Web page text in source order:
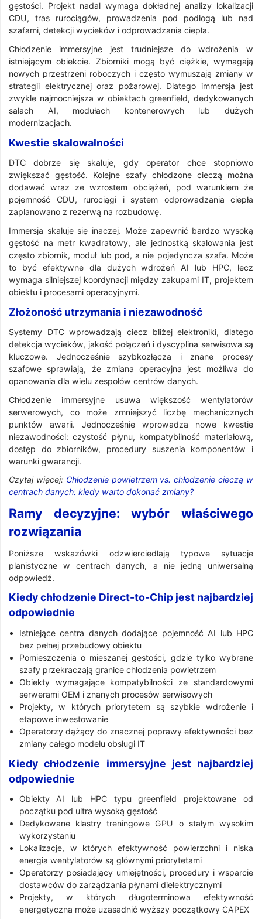
gęstości. Projekt nadal wymaga dokładnej analizy lokalizacji
CDU, tras rurociągów, prowadzenia pod podłogą lub nad
szafami, detekcji wycieków i odprowadzania ciepła.
Chłodzenie immersyjne jest trudniejsze do wdrożenia w
istniejącym obiekcie. Zbiorniki mogą być ciężkie, wymagają
nowych przestrzeni roboczych i często wymuszają zmiany w
strategii elektrycznej oraz pożarowej. Dlatego immersja jest
zwykle najmocniejsza w obiektach greenfield, dedykowanych
salach AI, modułach kontenerowych lub dużych
modernizacjach.
Kwestie skalowalności
DTC dobrze się skaluje, gdy operator chce stopniowo
zwiększać gęstość. Kolejne szafy chłodzone cieczą można
dodawać wraz ze wzrostem obciążeń, pod warunkiem że
pojemność CDU, rurociągi i system odprowadzania ciepła
zaplanowano z rezerwą na rozbudowę.
Immersja skaluje się inaczej. Może zapewnić bardzo wysoką
gęstość na metr kwadratowy, ale jednostką skalowania jest
często zbiornik, moduł lub pod, a nie pojedyncza szafa. Może
to być efektywne dla dużych wdrożeń AI lub HPC, lecz
wymaga silniejszej koordynacji między zakupami IT, projektem
obiektu i procesami operacyjnymi.
Złożoność utrzymania i niezawodność
Systemy DTC wprowadzają ciecz bliżej elektroniki, dlatego
detekcja wycieków, jakość połączeń i dyscyplina serwisowa są
kluczowe. Jednocześnie szybkozłącza i znane procesy
szafowe sprawiają, że zmiana operacyjna jest możliwa do
opanowania dla wielu zespołów centrów danych.
Chłodzenie immersyjne usuwa większość wentylatorów
serwerowych, co może zmniejszyć liczbę mechanicznych
punktów awarii. Jednocześnie wprowadza nowe kwestie
niezawodności: czystość płynu, kompatybilność materiałową,
dostęp do zbiorników, procedury suszenia komponentów i
warunki gwarancji.
Czytaj więcej: Chłodzenie powietrzem vs. chłodzenie cieczą w
centrach danych: kiedy warto dokonać zmiany?
Ramy decyzyjne: wybór właściwego
rozwiązania
Poniższe wskazówki odzwierciedlają typowe sytuacje
planistyczne w centrach danych, a nie jedną uniwersalną
odpowiedź.
Kiedy chłodzenie Direct-to-Chip jest najbardziej
odpowiednie
Istniejące centra danych dodające pojemność AI lub HPC
bez pełnej przebudowy obiektu
Pomieszczenia o mieszanej gęstości, gdzie tylko wybrane
szafy przekraczają granice chłodzenia powietrzem
Obiekty wymagające kompatybilności ze standardowymi
serwerami OEM i znanych procesów serwisowych
Projekty, w których priorytetem są szybkie wdrożenie i
etapowe inwestowanie
Operatorzy dążący do znacznej poprawy efektywności bez
zmiany całego modelu obsługi IT
Kiedy chłodzenie immersyjne jest najbardziej
odpowiednie
Obiekty AI lub HPC typu greenfield projektowane od
początku pod ultra wysoką gęstość
Dedykowane klastry treningowe GPU o stałym wysokim
wykorzystaniu
Lokalizacje, w których efektywność powierzchni i niska
energia wentylatorów są głównymi priorytetami
Operatorzy posiadający umiejętności, procedury i wsparcie
dostawców do zarządzania płynami dielektrycznymi
Projekty, w których długoterminowa efektywność
energetyczna może uzasadnić wyższy początkowy CAPEX